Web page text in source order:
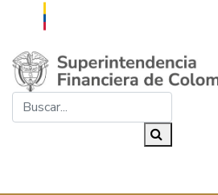
Saltar al contenido principal